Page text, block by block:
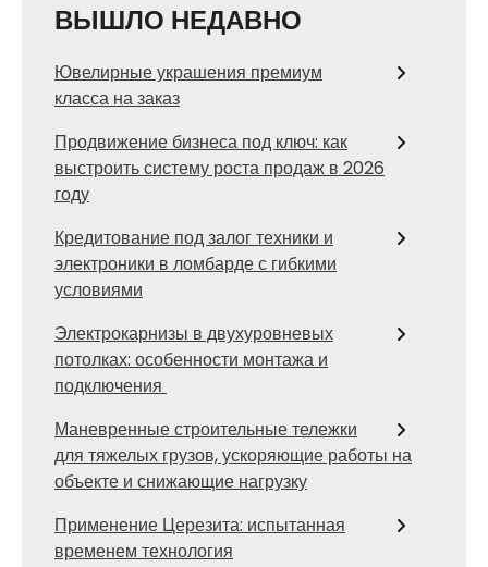
ВЫШЛО НЕДАВНО
Ювелирные украшения премиум
класса на заказ
Продвижение бизнеса под ключ: как
выстроить систему роста продаж в 2026
году
Кредитование под залог техники и
электроники в ломбарде с гибкими
условиями
Электрокарнизы в двухуровневых
потолках: особенности монтажа и
подключения
Маневренные строительные тележки
для тяжелых грузов, ускоряющие работы на
объекте и снижающие нагрузку
Применение Церезита: испытанная
временем технология